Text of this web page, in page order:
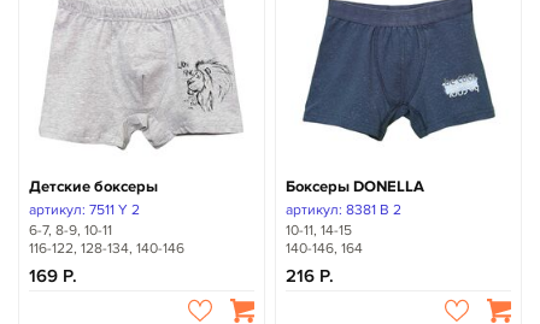
Детские боксеры
артикул: 7511 Y 2
6-7, 8-9, 10-11
116-122, 128-134, 140-146
169
Боксеры DONELLA
артикул: 8381 B 2
10-11, 14-15
140-146, 164
216